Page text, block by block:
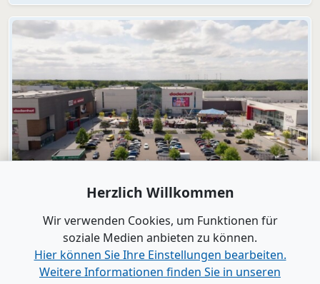
dodenhof
dodenhof als Arbeitgeber in Kaltenkirchen
Alle Videos anzeigen
Herzlich Willkommen
Wir verwenden Cookies, um Funktionen für
soziale Medien anbieten zu können.
Hier können Sie Ihre Einstellungen bearbeiten.
Weitere Informationen finden Sie in unseren